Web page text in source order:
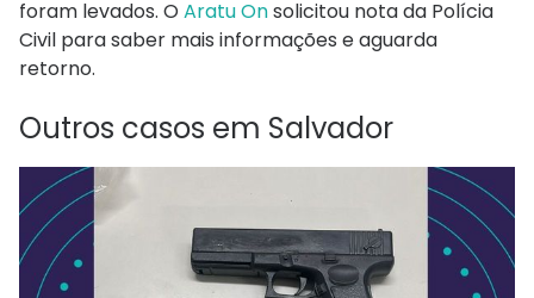
foram levados. O Aratu Onsolicitou nota da Polícia
Civil para saber mais informações e aguarda
retorno.
Outros casos em Salvador